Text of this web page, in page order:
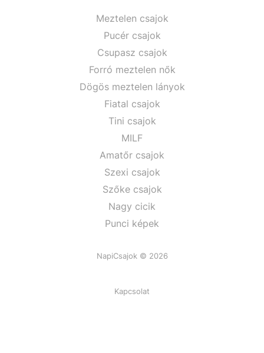
Meztelen csajok
Pucér csajok
Csupasz csajok
Forró meztelen nők
Dögös meztelen lányok
Fiatal csajok
Tini csajok
MILF
Amatőr csajok
Szexi csajok
Szőke csajok
Nagy cicik
Punci képek
NapiCsajok © 2026
Kapcsolat